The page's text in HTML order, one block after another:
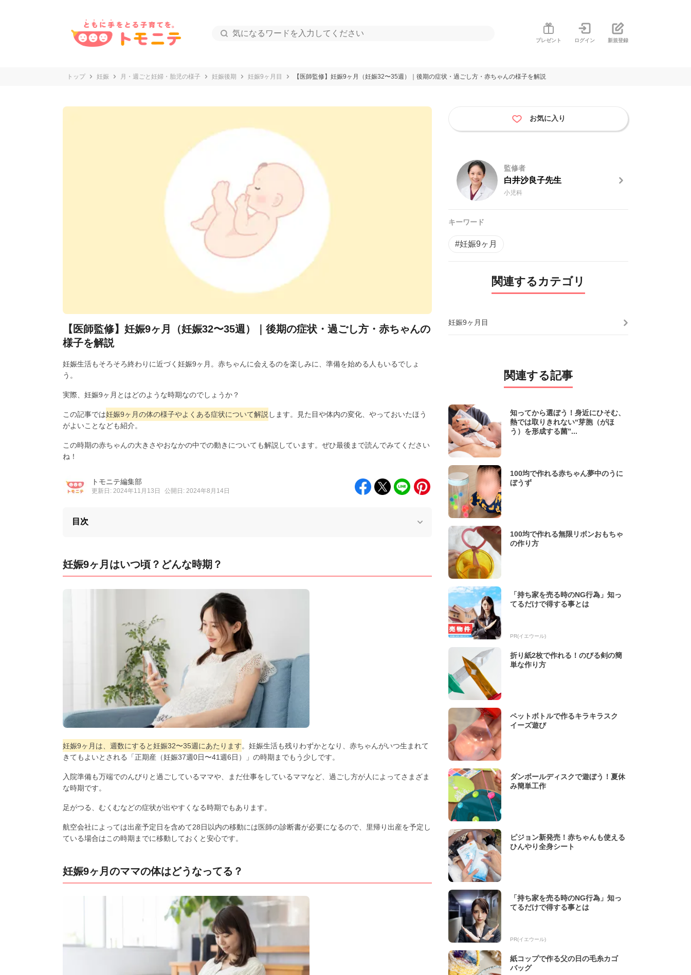
プレゼント ログイン 新規登録
トップ 妊娠 月・週ごと妊婦・胎児の様子 妊娠後期 妊娠9ヶ月目 【医師監修】妊娠9ヶ月（妊娠32〜35週）｜後期の症状・過ごし方・赤ちゃんの様子を解説
【医師監修】妊娠9ヶ月（妊娠32〜35週）｜後期の症状・過ごし方・赤ちゃんの
様子を解説
妊娠生活もそろそろ終わりに近づく妊娠9ヶ月。赤ちゃんに会えるのを楽しみに、準備を始める人もいるでしょ
う。
実際、妊娠9ヶ月とはどのような時期なのでしょうか？
この記事では妊娠9ヶ月の体の様子やよくある症状について解説 します。見た目や体内の変化、やっておいたほう
がよいことなども紹介。
この時期の赤ちゃんの大きさやおなかの中での動きについても解説しています。ぜひ最後まで読んでみてください
ね！
トモニテ編集部
更新日: 2024年11月13日 公開日: 2024年8月14日
目次
妊娠9ヶ月はいつ頃？どんな時期？
妊娠9ヶ月は、週数にすると妊娠32〜35週にあたります。妊娠生活も残りわずかとなり、赤ちゃんがいつ生まれて
きてもよいとされる「正期産（妊娠37週0日〜41週6日）」の時期までもう少しです。
入院準備も万端でのんびりと過ごしているママや、まだ仕事をしているママなど、過ごし方が人によってさまざま
な時期です。
足がつる、むくむなどの症状が出やすくなる時期でもあります。
航空会社によっては出産予定日を含めて28日以内の移動には医師の診断書が必要になるので、里帰り出産を予定し
ている場合はこの時期までに移動しておくと安心です。
妊娠9ヶ月のママの体はどうなってる？
お気に入り
監修者
白井沙良子先生
小児科
キーワード
#妊娠9ヶ月
関連するカテゴリ
妊娠9ヶ月目
関連する記事
知ってから選ぼう！身近にひそむ、
熱では取りきれない“芽胞（がほ
う）を形成する菌”...
100均で作れる赤ちゃん夢中のうに
ぼうず
100均で作れる無限リボンおもちゃ
の作り方
「持ち家を売る時のNG行為」知っ
てるだけで得する事とは
PR(イエウール)
折り紙2枚で作れる！のびる剣の簡
単な作り方
ペットボトルで作るキラキラスク
イーズ遊び
ダンボールディスクで遊ぼう！夏休
み簡単工作
ピジョン新発売！赤ちゃんも使える
ひんやり全身シート
「持ち家を売る時のNG行為」知っ
てるだけで得する事とは
PR(イエウール)
紙コップで作る父の日の毛糸カゴ
バッグ